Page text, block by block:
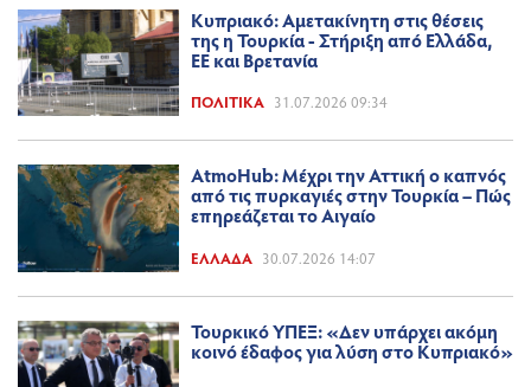
Κυπριακό: Αμετακίνητη στις θέσεις
της η Τουρκία - Στήριξη από Ελλάδα,
ΕΕ και Βρετανία
ΠΟΛΙΤΙΚΆ 31.07.2026 09:34
AtmoHub: Μέχρι την Αττική ο καπνός
από τις πυρκαγιές στην Τουρκία – Πώς
επηρεάζεται το Αιγαίο
ΕΛΛΆΔΑ 30.07.2026 14:07
Τουρκικό ΥΠΕΞ: «Δεν υπάρχει ακόμη
κοινό έδαφος για λύση στο Κυπριακό»